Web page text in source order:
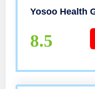
Tensione
per Addome
Yosoo Health
8.5